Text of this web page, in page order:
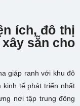
ích, đô thị
sẵn cho
giáp ranh với khu đô
kinh tế phát triển nhất
nơi tập trung đông